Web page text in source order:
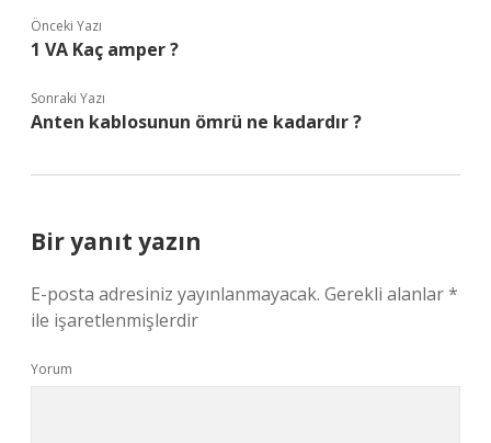
Önceki Yazı
1 VA Kaç amper ?
Sonraki Yazı
Anten kablosunun ömrü ne kadardır ?
Bir yanıt yazın
E-posta adresiniz yayınlanmayacak. Gerekli alanlar*
ile işaretlenmişlerdir
Yorum